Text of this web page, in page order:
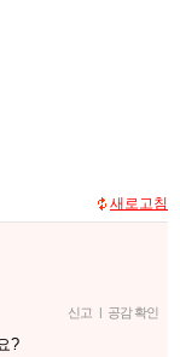
새로고침
신고 | 공감 확인
?